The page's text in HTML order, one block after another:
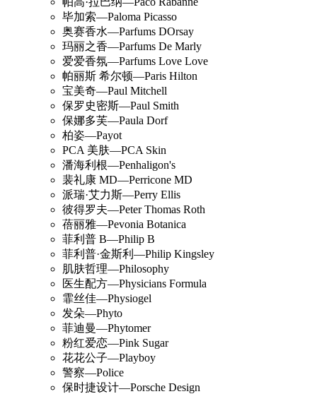
毕加索—Paloma Picasso
奥赛香水—Parfums DOrsay
玛丽之香—Parfums De Marly
爱爱香氛—Parfums Love Love
帕丽斯 希尔顿—Paris Hilton
宝美奇—Paul Mitchell
保罗史密斯—Paul Smith
保娜多芙—Paula Dorf
柏姿—Payot
PCA 美肤—PCA Skin
潘海利根—Penhaligon's
裴礼康 MD—Perricone MD
派瑞·艾力斯—Perry Ellis
彼得罗夫—Peter Thomas Roth
蓓丽雅—Pevonia Botanica
菲利普 B—Philip B
菲利普·金斯利—Philip Kingsley
肌肤哲理—Philosophy
医生配方—Physicians Formula
霏丝佳—Physiogel
发朵—Phyto
菲迪曼—Phytomer
粉红爱恋—Pink Sugar
花花公子—Playboy
警察—Police
保时捷设计—Porsche Design